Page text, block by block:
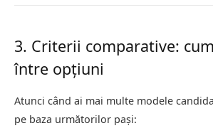
3. Criterii comparative:
între opțiuni
Atunci când ai mai multe modele
pe baza următorilor pași: